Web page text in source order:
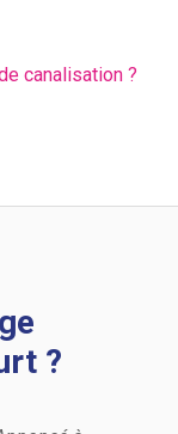
canalisation ?
?